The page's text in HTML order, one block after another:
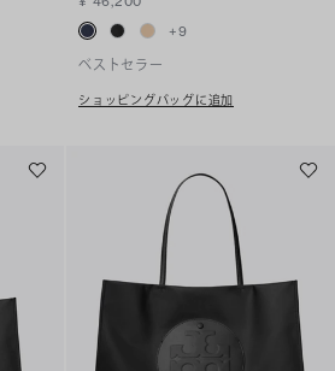
+9
ベストセラー
ショッピングバッグに追加